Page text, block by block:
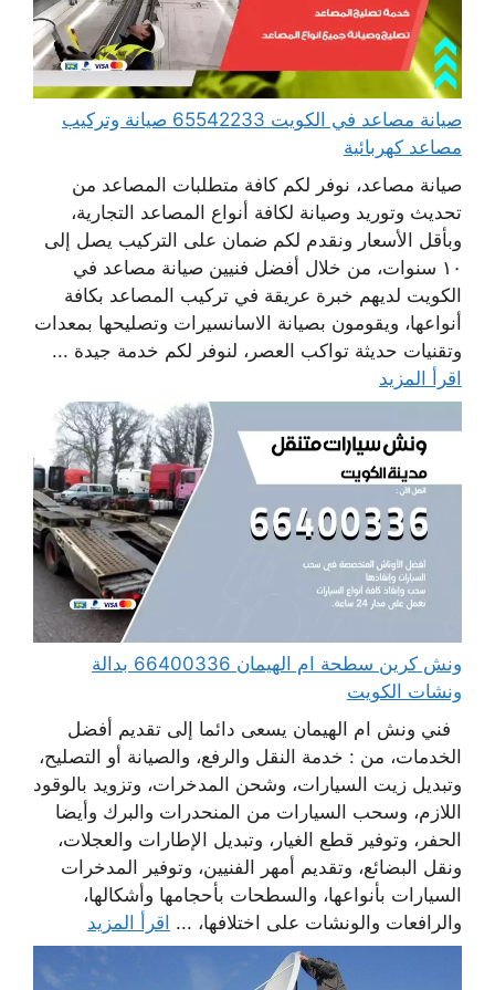
صيانة مصاعد في الكويت 65542233 صيانة وتركيب
مصاعد كهربائية
صيانة مصاعد، نوفر لكم كافة متطلبات المصاعد من
تحديث وتوريد وصيانة لكافة أنواع المصاعد التجارية،
وبأقل الأسعار ونقدم لكم ضمان على التركيب يصل إلى
١٠ سنوات، من خلال أفضل فنيين صيانة مصاعد في
الكويت لديهم خبرة عريقة في تركيب المصاعد بكافة
أنواعها، ويقومون بصيانة الاسانسيرات وتصليحها بمعدات
وتقنيات حديثة تواكب العصر، لنوفر لكم خدمة جيدة ...
اقرأ المزيد
ونش كرين سطحة ام الهيمان 66400336 بدالة
ونشات الكويت
فني ونش ام الهيمان يسعى دائما إلى تقديم أفضل
الخدمات، من : خدمة النقل والرفع، والصيانة أو التصليح،
وتبديل زيت السيارات، وشحن المدخرات، وتزويد بالوقود
اللازم، وسحب السيارات من المنحدرات والبرك وأيضا
الحفر، وتوفير قطع الغيار، وتبديل الإطارات والعجلات،
ونقل البضائع، وتقديم أمهر الفنيين، وتوفير المدخرات
السيارات بأنواعها، والسطحات بأحجامها وأشكالها،
والرافعات والونشات على اختلافها، ... اقرأ المزيد